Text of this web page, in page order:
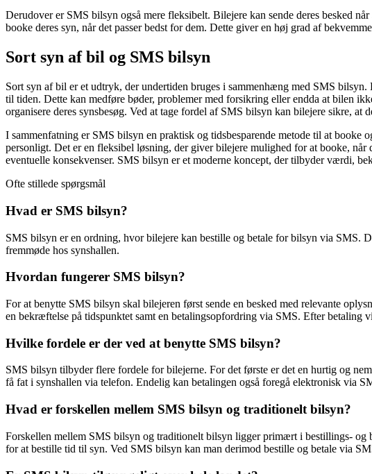
Derudover er SMS bilsyn også mere fleksibelt. Bilejere kan sende deres besked
booke deres syn, når det passer bedst for dem. Dette giver en høj grad af
Sort syn af bil og SMS bilsyn
Sort syn af bil er et udtryk, der undertiden bruges i sammenhæng med SMS
til tiden. Dette kan medføre bøder, problemer med forsikring eller endda at bilen
organisere deres synsbesøg. Ved at tage fordel af SMS bilsyn kan bilejere sikre, at
I sammenfatning er SMS bilsyn en praktisk og tidsbesparende metode til at
personligt. Det er en fleksibel løsning, der giver bilejere mulighed for at booke,
eventuelle konsekvenser. SMS bilsyn er et moderne koncept, der tilbyder værdi,
Ofte stillede spørgsmål
Hvad er SMS bilsyn?
SMS bilsyn er en ordning, hvor bilejere kan bestille og betale for bilsyn via SMS.
fremmøde hos synshallen.
Hvordan fungerer SMS bilsyn?
For at benytte SMS bilsyn skal bilejeren først sende en besked med relevante
en bekræftelse på tidspunktet samt en betalingsopfordring via SMS. Efter betaling
Hvilke fordele er der ved at benytte SMS bilsyn?
SMS bilsyn tilbyder flere fordele for bilejerne. For det første er det en hurtig og
få fat i synshallen via telefon. Endelig kan betalingen også foregå elektronisk via
Hvad er forskellen mellem SMS bilsyn og traditionelt bilsyn?
Forskellen mellem SMS bilsyn og traditionelt bilsyn ligger primært i bestillings- og
for at bestille tid til syn. Ved SMS bilsyn kan man derimod bestille og betale via